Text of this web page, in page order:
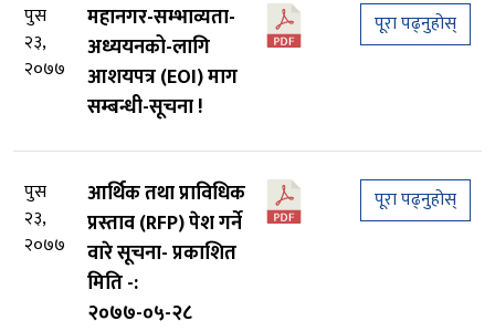
पुस
२३,
२०७७
महानगर-सम्भाव्यता-
अध्ययनको-लागि
आशयपत्र (EOI) माग
सम्बन्धी-सूचना !
पूरा पढ्नुहोस्
पुस
२३,
२०७७
आर्थिक तथा प्राविधिक
प्रस्ताव (RFP) पेश गर्ने
वारे सूचना- प्रकाशित
मिति -:
२०७७-०५-२८
पूरा पढ्नुहोस्